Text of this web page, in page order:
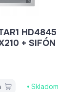
HD4845
+ SIFÓN
Skladom